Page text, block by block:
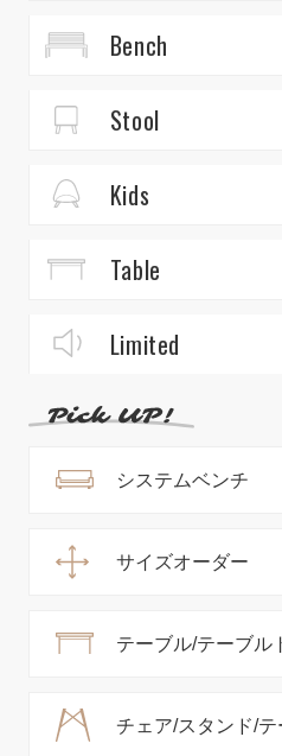
Bench
Stool
Kids
Table
Limited
システムベンチ
サイズオーダー
テーブル/テーブル
チェア/スタンド/